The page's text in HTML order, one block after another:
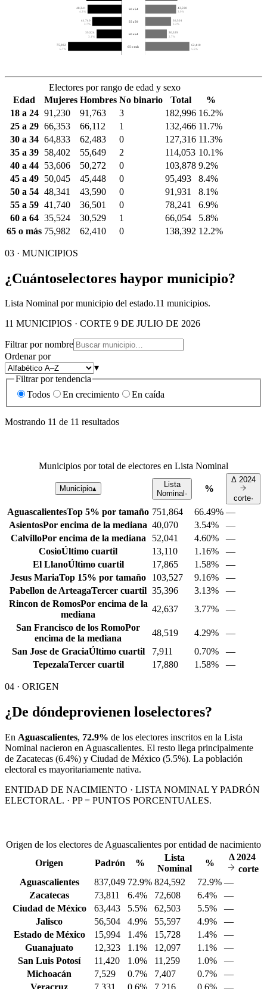
48,341
4.3%
43,590
3.9%
50 a 54
41,740
3.7%
36,501
3.2%
55 a 59
35,524
3.1%
30,529
2.7%
60 a 64
75,982
6.7%
62,410
5.5%
65 o más
Electores por rango de edad y sexo
Edad
Mujeres Hombres No binario Total
%
18 a 24 91,230 91,763 3 182,996 16.2%
25 a 29 66,353 66,112 1 132,466 11.7%
30 a 34 64,833 62,483 0 127,316 11.3%
35 a 39
58,402 55,649 2 114,053 10.1%
40 a 44
53,606 50,272 0 103,878 9.2%
45 a 49
50,045 45,448 0 95,493
8.4%
50 a 54 48,341 43,590 0 91,931
8.1%
55 a 59 41,740 36,501 0 78,241
6.9%
60 a 64 35,524 30,529 1 66,054
5.8%
65 o más 75,982 62,410 0 138,392 12.2%
03 · MUNICIPIOS
¿Cuántoselectores haypor municipio?
Lista Nominal por municipio del estado.11 municipios.
11 MUNICIPIOS · CORTE 9 DE JULIO DE 2026
Filtrar por nombre
Ordenar por
▾
Filtrar por tendencia
Todos
En crecimiento En caída
Mostrando 11 de 11 resultados
Municipios por total de electores en Lista Nominal
Municipio▴
Lista
Nominal · %
Δ 2024
corte·
AguascalientesTop 5% por tamaño 751,864 66.49% —
AsientosPor encima de la mediana 40,070 3.54%
—
CalvilloPor encima de la mediana 52,041 4.60%
—
CosioÚltimo cuartil 13,110 1.16%
—
El LlanoÚltimo cuartil 17,865 1.58%
—
Jesus MariaTop 15% por tamaño 103,527 9.16%
—
Pabellon de ArteagaTercer cuartil 35,396 3.13%
—
Rincon de RomosPor encima de la
mediana
42,637 3.77%
—
San Francisco de los RomoPor
encima de la mediana
48,519 4.29%
—
San Jose de GraciaÚltimo cuartil 7,911 0.70%
—
TepezalaTercer cuartil 17,880 1.58% —
04 · ORIGEN
¿De dóndeprovienen loselectores?
En Aguascalientes, 72.9% de los electores inscritos en la Lista
Nominal nacieron en Aguascalientes. El resto llega principalmente
de Zacatecas (6.4%) y Ciudad de México (5.5%). La población
electoral es mayoritariamente nativa.
ENTIDAD DE NACIMIENTO · LISTA NOMINAL Y PADRÓN
ELECTORAL. · PP = PUNTOS PORCENTUALES.
Origen de los electores de Aguascalientes por entidad de nacimiento
Origen
Padrón %
Lista
Nominal
%
Δ2024
corte
Aguascalientes
837,049 72.9% 824,592 72.9% —
Zacatecas
73,811 6.4% 72,608 6.4%
—
Ciudad de México
63,443 5.5% 62,503 5.5%
—
Jalisco
56,504 4.9% 55,597 4.9%
—
Estado de México
15,994 1.4% 15,728 1.4%
—
Guanajuato
12,323 1.1% 12,097 1.1%
—
San Luis Potosí
11,420 1.0% 11,259 1.0%
—
Michoacán
7,529 0.7% 7,407 0.7%
—
Veracruz
7,331 0.6% 7,216 0.6%
—